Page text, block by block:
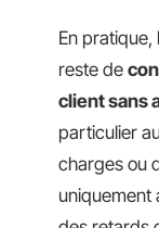
En
reste de
client sans
particulier
charges ou
uniquement